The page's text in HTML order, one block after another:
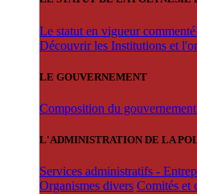
Le statut en vigueur commenté
Découvrir les Institutions et
LE GOUVERNEMENT
Composition du
L'ADMINISTRATION DE LA
Services administratifs -
Organismes divers Comités et